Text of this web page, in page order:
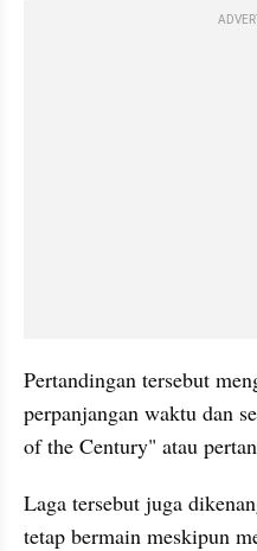
Pertandingan tersebut
perpanjangan waktu dan
of the Century" atau
Laga tersebut juga
tetap bermain meskipun